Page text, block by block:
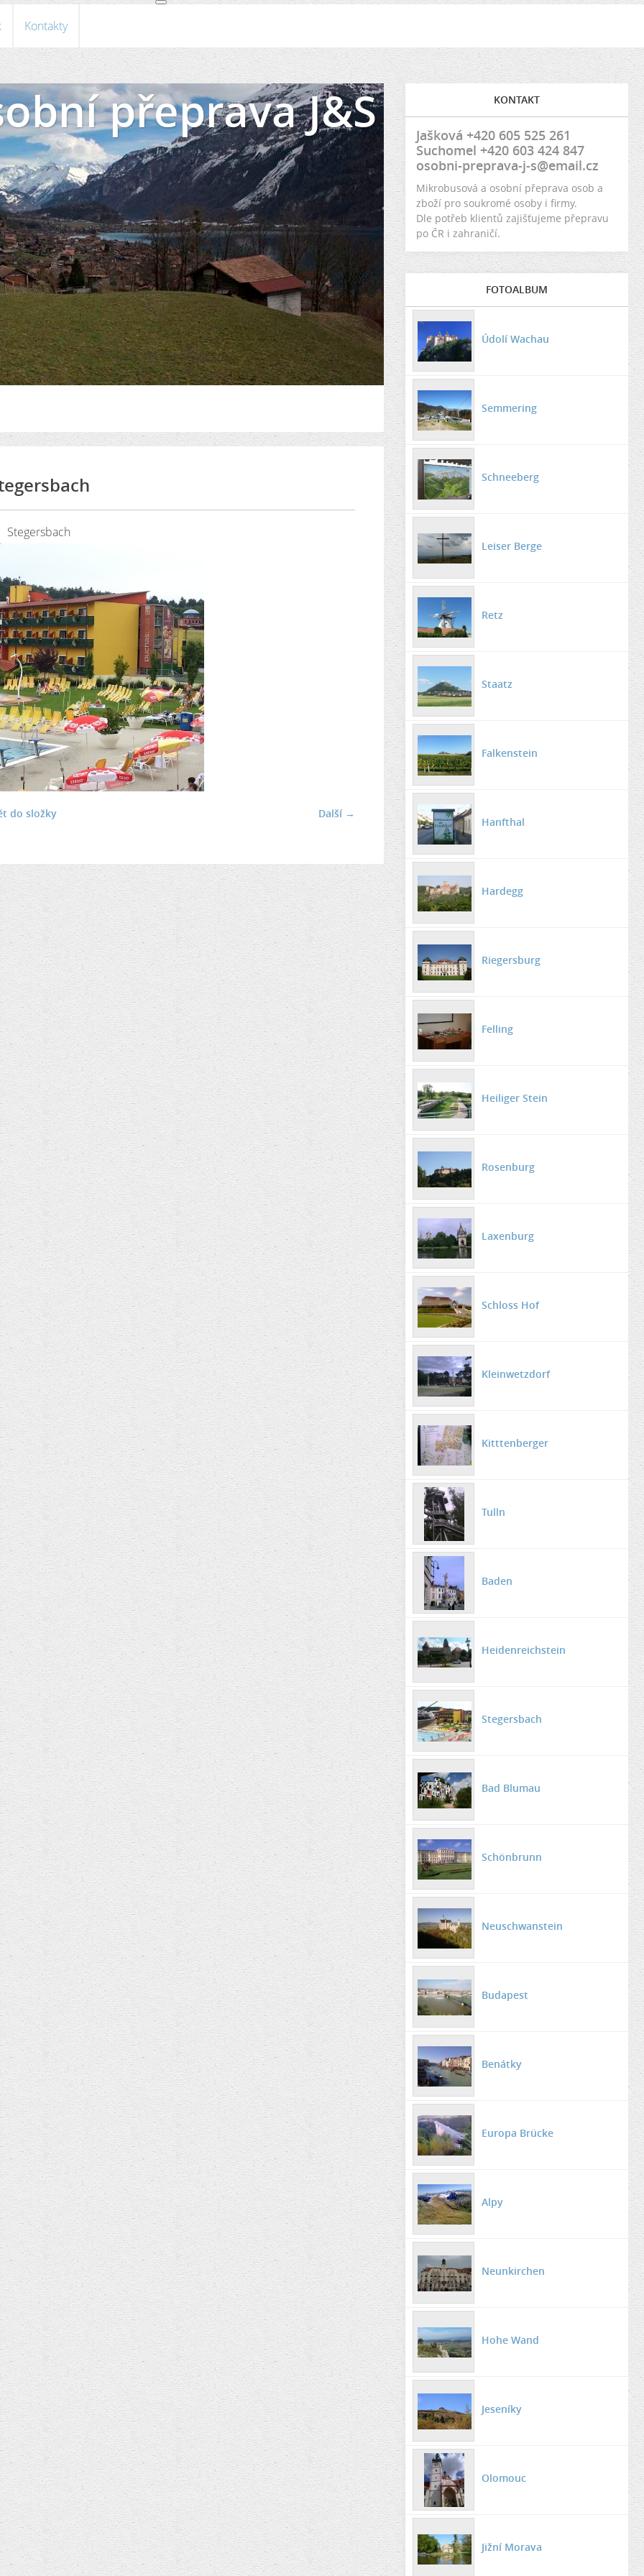
Kontakty
přeprava J&S
Stegersbach
Další →
do složky
KONTAKT
Jašková +420 605 525 261
Suchomel +420 603 424 847
osobni-preprava-j-s@email.cz
Mikrobusová a osobní přeprava osob a
zboží pro soukromé osoby i firmy.
Dle potřeb klientů zajišťujeme přepravu
po ČR i zahraničí.
FOTOALBUM
Údolí Wachau
Semmering
Schneeberg
Leiser Berge
Retz
Staatz
Falkenstein
Hanfthal
Hardegg
Riegersburg
Felling
Heiliger Stein
Rosenburg
Laxenburg
Schloss Hof
Kleinwetzdorf
Kitttenberger
Tulln
Baden
Heidenreichstein
Stegersbach
Bad Blumau
Schönbrunn
Neuschwanstein
Budapest
Benátky
Europa Brücke
Alpy
Neunkirchen
Hohe Wand
Jeseníky
Olomouc
Jižní Morava